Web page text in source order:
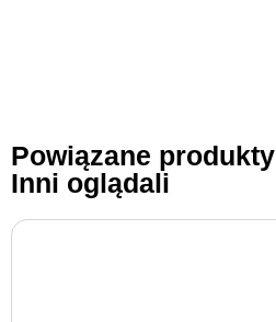
Powiązane produkty
Inni oglądali